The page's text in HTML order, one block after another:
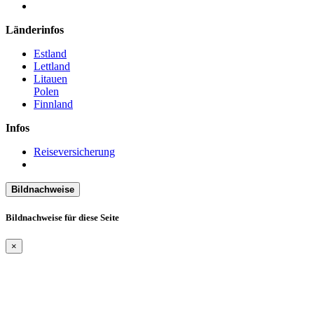
Länderinfos
Estland
Lettland
Litauen
Polen
Finnland
Infos
Reiseversicherung
Bildnachweise
Bildnachweise für diese Seite
×